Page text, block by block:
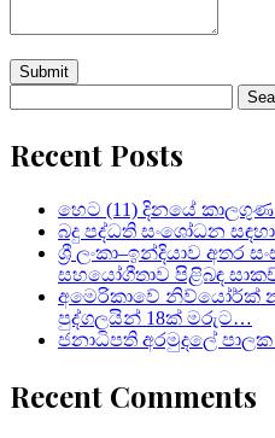
for:
Recent Posts
හෙට (11) දිනයේ
බදු පද්ධති සංශෝධන
ශ්‍රී ලංකා–ඉන්දියාව අතර
සහයෝගීතාව පිළිබඳ
අමෙරිකාවේ නිව්යෝර්ක්
පුද්ගලයින් 18ක් මරුට…
ජනාධිපති අරමුදලේ
Recent Comments